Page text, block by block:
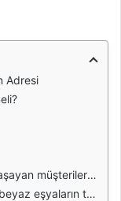
Adresi
gelişen bir iletişim ağına sahiptir. Bu sayede, kullanıcılar teknik destek almak istediklerinde kolaylıkla iletişim kurabilirler.
yapılmakta ve onay alınmaktadır. Bu süreç, müşterilerin memnuniyetini artırmak amacıyla dikkatle yürütülmektedir.